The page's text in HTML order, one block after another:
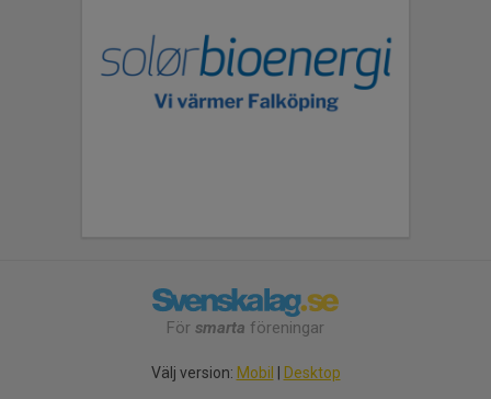
För smarta föreningar
Välj version: Mobil Desktop